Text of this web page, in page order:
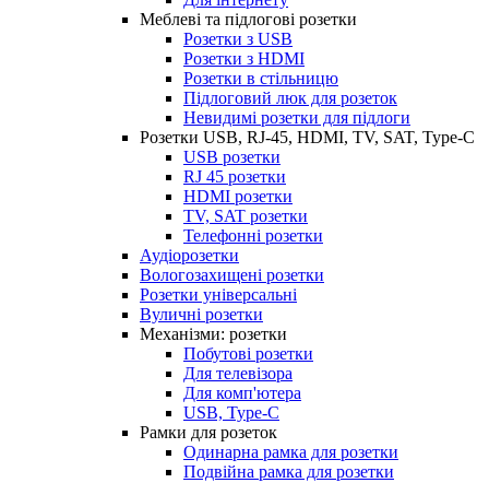
Меблеві та підлогові розетки
Розетки з USB
Розетки з HDMI
Розетки в стільницю
Підлоговий люк для розеток
Невидимі розетки для підлоги
Розетки USB, RJ-45, HDMI, TV, SAT, Type-C
USB розетки
RJ 45 розетки
HDMI розетки
TV, SAT розетки
Телефонні розетки
Аудіорозетки
Вологозахищені розетки
Розетки універсальні
Вуличні розетки
Механізми: розетки
Побутові розетки
Для телевізора
Для комп'ютера
USB, Type-C
Рамки для розеток
Одинарна рамка для розетки
Подвійна рамка для розетки